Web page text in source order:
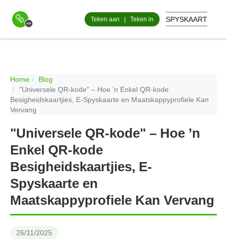
Teken aan Teken in SPYSKAART
Home
Blog
"Universele QR-kode" – Hoe ’n Enkel QR-kode
Besigheidskaartjies, E-Spyskaarte en Maatskappyprofiele Kan
Vervang
"Universele QR-kode" – Hoe ’n
Enkel QR-kode
Besigheidskaartjies, E-
Spyskaarte en
Maatskappyprofiele Kan Vervang
26/11/2025